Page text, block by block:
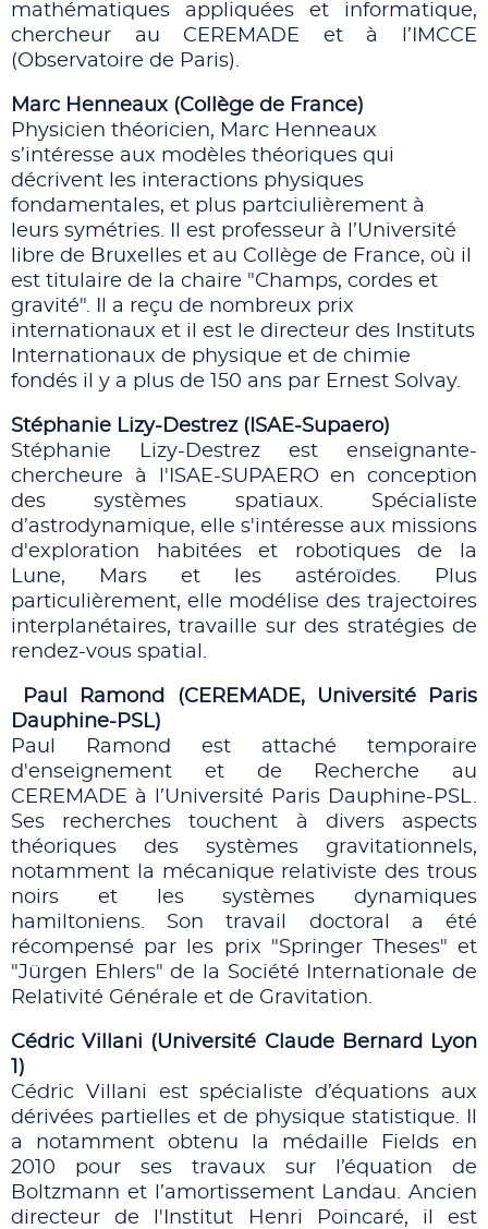
mathématiques appliquées et informatique,
chercheur au CEREMADE et à l’IMCCE
(Observatoire de Paris).
Marc Henneaux (Collège de France)
Physicien théoricien, Marc Henneaux
s’intéresse aux modèles théoriques qui
décrivent les interactions physiques
fondamentales, et plus partciulièrement à
leurs symétries. Il est professeur à l’Université
libre de Bruxelles et au Collège de France, où il
est titulaire de la chaire "Champs, cordes et
gravité". Il a reçu de nombreux prix
internationaux et il est le directeur des Instituts
Internationaux de physique et de chimie
fondés il y a plus de 150 ans par Ernest Solvay.
Stéphanie Lizy-Destrez (ISAE-Supaero)
Stéphanie Lizy-Destrez est enseignante-
chercheure à l'ISAE-SUPAERO en conception
des systèmes spatiaux. Spécialiste
d’astrodynamique, elle s'intéresse aux missions
d'exploration habitées et robotiques de la
Lune, Mars et les astéroïdes. Plus
particulièrement, elle modélise des trajectoires
interplanétaires, travaille sur des stratégies de
rendez-vous spatial.
Paul Ramond (CEREMADE, Université Paris
Dauphine-PSL)
Paul Ramond est attaché temporaire
d'enseignement et de Recherche au
CEREMADE à l’Université Paris Dauphine-PSL.
Ses recherches touchent à divers aspects
théoriques des systèmes gravitationnels,
notamment la mécanique relativiste des trous
noirs et les systèmes dynamiques
hamiltoniens. Son travail doctoral a été
récompensé par les prix "Springer Theses" et
"Jürgen Ehlers" de la Société Internationale de
Relativité Générale et de Gravitation.
Cédric Villani (Université Claude Bernard Lyon
1)
Cédric Villani est spécialiste d’équations aux
dérivées partielles et de physique statistique. Il
a notamment obtenu la médaille Fields en
2010 pour ses travaux sur l’équation de
Boltzmann et l’amortissement Landau. Ancien
directeur de l'Institut Henri Poincaré, il est